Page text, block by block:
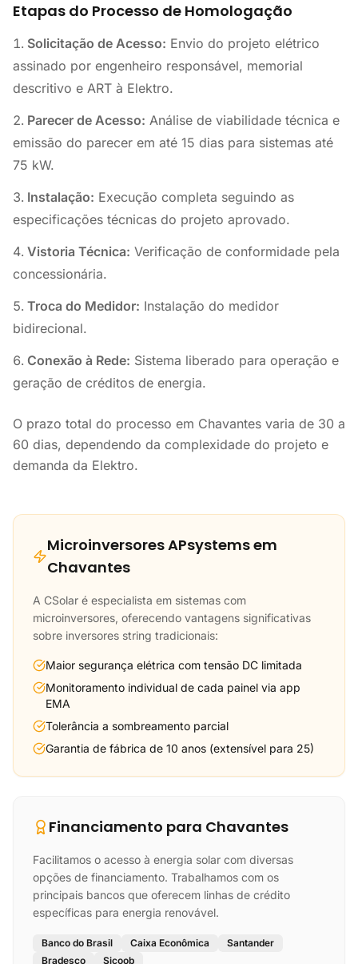
Etapas do Processo de Homologação
Solicitação de Acesso: Envio do projeto elétrico
assinado por engenheiro responsável, memorial
descritivo e ART à Elektro.
Parecer de Acesso: Análise de viabilidade técnica e
emissão do parecer em até 15 dias para sistemas até
75 kW.
Instalação: Execução completa seguindo as
especificações técnicas do projeto aprovado.
Vistoria Técnica: Verificação de conformidade pela
concessionária.
Troca do Medidor: Instalação do medidor
bidirecional.
Conexão à Rede: Sistema liberado para operação e
geração de créditos de energia.
O prazo total do processo em Chavantes varia de 30 a
60 dias, dependendo da complexidade do projeto e
demanda da Elektro.
Microinversores APsystems em
Chavantes
A CSolar é especialista em sistemas com
microinversores, oferecendo vantagens significativas
sobre inversores string tradicionais:
Maior segurança elétrica com tensão DC limitada
Monitoramento individual de cada painel via app
EMA
Tolerância a sombreamento parcial
Garantia de fábrica de 10 anos (extensível para 25)
Financiamento para Chavantes
Facilitamos o acesso à energia solar com diversas
opções de financiamento. Trabalhamos com os
principais bancos que oferecem linhas de crédito
específicas para energia renovável.
Banco do Brasil Caixa Econômica
Santander
Bradesco
Sicoob